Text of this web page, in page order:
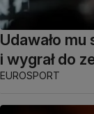
Udawało
i wygrał do
EUROSPORT